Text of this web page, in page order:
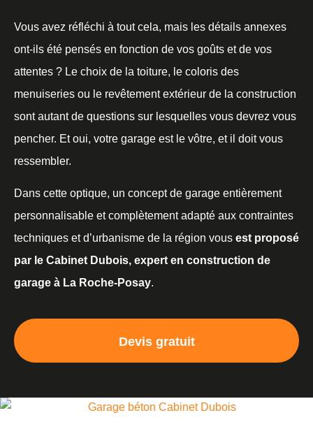
Vous avez réfléchi à tout cela, mais les détails annexes
ont-ils été pensés en fonction de vos goûts et de vos
attentes ? Le choix de la toiture, le coloris des
menuiseries ou le revêtement extérieur de la construction
sont autant de questions sur lesquelles vous devrez vous
pencher. Et oui, votre garage est le vôtre, et il doit vous
ressembler.
Dans cette optique, un concept de garage entièrement
personnalisable et complètement adapté aux contraintes
techniques et d’urbanisme de la région vous est proposé
par le Cabinet Dubois, expert en construction de
garage à La Roche-Posay.
Devis gratuit